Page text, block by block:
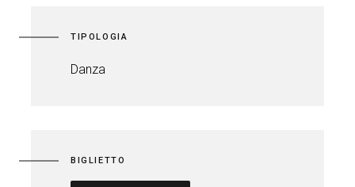
TIPOLOGIA
Danza
BIGLIETTO